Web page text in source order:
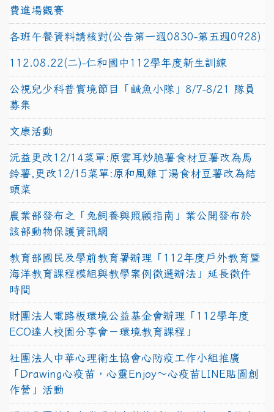
費進場觀賽
各班午餐資料請核對(公告第一週0830-第五週0928)
112.08.22(二)-仁和國中112學年度新生訓練
公視兒少科普實境節目「鹹魚小隊」8/7-8/21 隊員
募集
文康活動
沅益更改12/14菜單:原雲耳炒脆薯食材豆薯改為馬
鈴薯,更改12/15菜單:原和風雞丁湯食材豆薯改為結
頭菜
農業部發布之「兔飼養與照顧指南」業公開發布於
該部動物保護資訊網
教育部國民及學前教育署辦理「112年度戶外教育暨
海洋教育課程模組與教學案例徵選辦法」延長徵件
時間
財團法人電路板環境公益基金會辦理「112學年度
ECO達人校園分享會－環境教育課程」
社團法人中華心理衛生協會心防疫工作小組推廣
「Drawing心疫苗，心靈Enjoy〜心疫苗LINE貼圖創
作營」活動